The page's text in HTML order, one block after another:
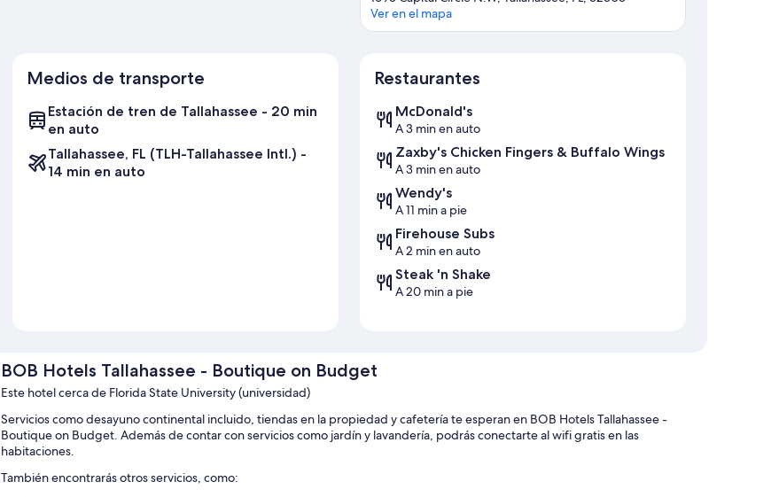
Ver en el mapa
Medios de transporte
Estación de tren de Tallahassee - 20 min
en auto
Tallahassee, FL (TLH-Tallahassee Intl.) -
14 min en auto
Restaurantes
McDonald's
A 3 min en auto
Zaxby's Chicken Fingers & Buffalo Wings
A 3 min en auto
Wendy's
A 11 min a pie
Firehouse Subs
A 2 min en auto
Steak 'n Shake
A 20 min a pie
BOB Hotels Tallahassee - Boutique on Budget
Este hotel cerca de Florida State University (universidad)
Servicios como desayuno continental incluido, tiendas en la propiedad y cafetería te esperan en BOB Hotels Tallahassee -
Boutique on Budget. Además de contar con servicios como jardín y lavandería, podrás conectarte al wifi gratis en las
habitaciones.
También encontrarás otros servicios, como: